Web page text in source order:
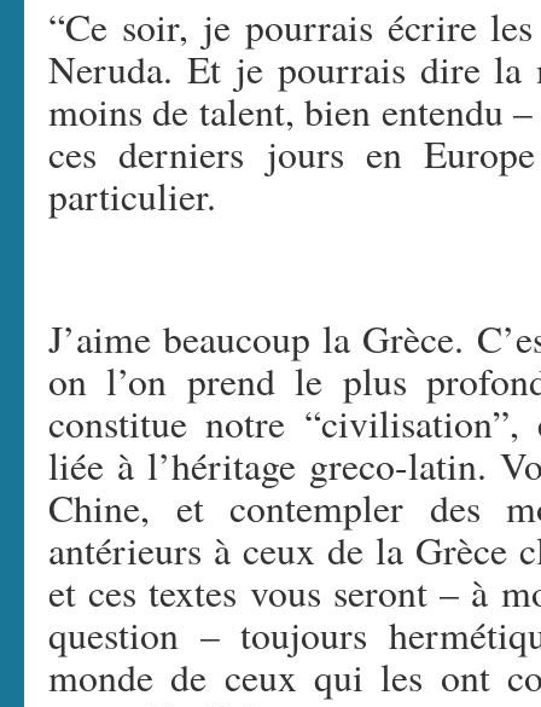
“Ce soir, je pourrais écrire
Neruda. Et je pourrais dire la
moins de talent, bien entendu –
ces derniers jours en
particulier.
J’aime beaucoup la Grèce.
on l’on prend le plus
constitue notre
liée à l’héritage greco-latin.
Chine, et contempler des
antérieurs à ceux de la Grèce
et ces textes vous seront – à
question – toujours
monde de ceux qui les ont